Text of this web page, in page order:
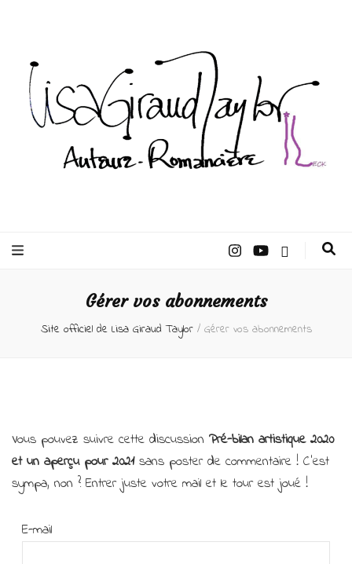
Taylor –
Auteur
Gérer vos abonnements
Site officiel de Lisa Giraud Taylor / Gérer vos abonnements
Vous pouvez suivre cette discussion Pré-bilan artistique 2020
et un aperçu pour 2021sans poster de commentaire ! C’est
sympa, non ? Entrer juste votre mail et le tour est joué !
E-mail